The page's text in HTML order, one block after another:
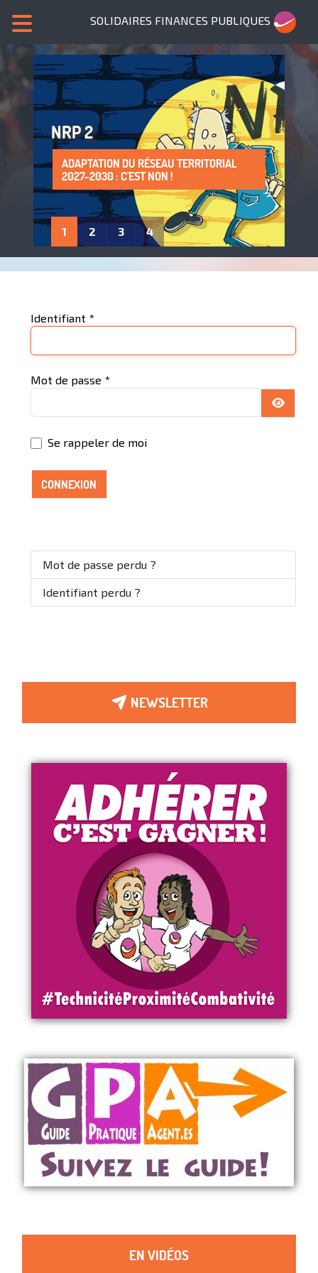
SOLIDAIRES FINANCES PUBLIQUES
NRP 2
ADAPTATION DU RÉSEAU TERRITORIAL
2027-2030 : C'EST NON !
SANS NOUS, PLUS DE SERVICES PUBLICS !
LA PROTECTION DE LA SANTÉ AU TRAVAIL
: UN DROIT À FAIRE VIVRE !
ADHÈRE À SOLIDAIRES FINANCES
PUBLIQUES
1 2 3 4
Identifiant *
Mot de passe *
Se rappeler de moi
CONNEXION
Mot de passe perdu ?
Identifiant perdu ?
NEWSLETTER
EN VIDÉOS